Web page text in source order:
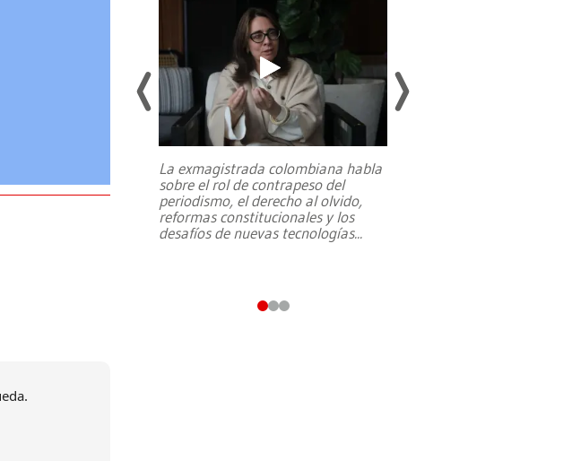
...
La exmagistrada colombiana habla
sobre el rol de contrapeso del
periodismo, el derecho al olvido,
reformas constitucionales y los
desafíos de nuevas tecnologías...